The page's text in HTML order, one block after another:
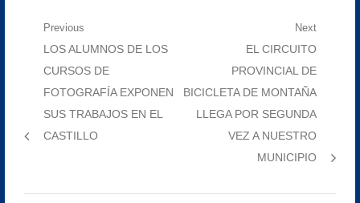
Navegación
entradas
Previous
Previous
post:
LOS ALUMNOS DE LOS
CURSOS DE
FOTOGRAFÍA EXPONEN
SUS TRABAJOS EN EL
CASTILLO
Next
Next
post:
EL CIRCUITO
PROVINCIAL DE
BICICLETA DE MONTAÑA
LLEGA POR SEGUNDA
VEZ A NUESTRO
MUNICIPIO